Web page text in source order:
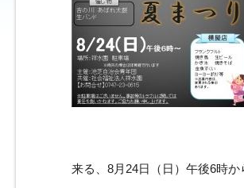
来る、8月24日（日）午後6時